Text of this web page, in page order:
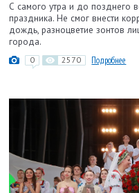
С самого утра и до позднего
праздника. Не смог внести
дождь, разноцветие зонтов
города.
0 2570 Подробнее